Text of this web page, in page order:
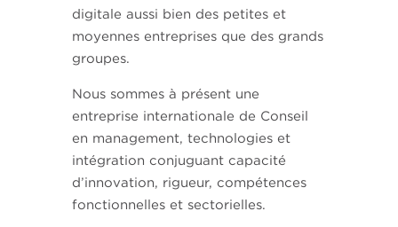
digitale aussi bien des petites et
moyennes entreprises que des grands
groupes.
Nous sommes à présent une
entreprise internationale de Conseil
en management, technologies et
intégration conjuguant capacité
d’innovation, rigueur, compétences
fonctionnelles et sectorielles.